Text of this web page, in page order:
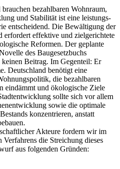
bezahlbaren Wohnraum,
und Stabilität ist eine leistungs-
entscheidend. Die Bewältigung der
erfordert effektive und zielgerichtete
Reformen. Der geplante
des Baugesetzbuchs
Beitrag. Im Gegenteil: Er
Deutschland benötigt eine
die bezahlbaren
eindämmt und ökologische Ziele
sollte sich vor allem
sowie die optimale
konzentrieren, anstatt
Akteure fordern wir im
Verfahrens die Streichung dieses
aus folgenden Gründen: